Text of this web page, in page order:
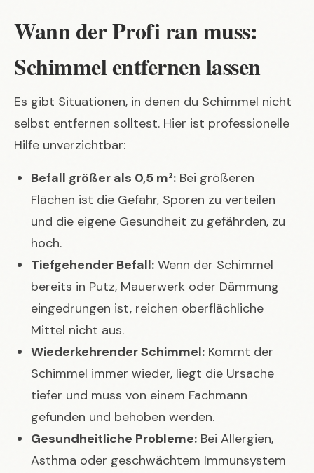
Wann der Profi ran muss:
Schimmel entfernen lassen
Es gibt Situationen, in denen du Schimmel nicht
selbst entfernen solltest. Hier ist professionelle
Hilfe unverzichtbar:
Befall größer als 0,5 m²: Bei größeren
Flächen ist die Gefahr, Sporen zu verteilen
und die eigene Gesundheit zu gefährden, zu
hoch.
Tiefgehender Befall: Wenn der Schimmel
bereits in Putz, Mauerwerk oder Dämmung
eingedrungen ist, reichen oberflächliche
Mittel nicht aus.
Wiederkehrender Schimmel: Kommt der
Schimmel immer wieder, liegt die Ursache
tiefer und muss von einem Fachmann
gefunden und behoben werden.
Gesundheitliche Probleme: Bei Allergien,
Asthma oder geschwächtem Immunsystem